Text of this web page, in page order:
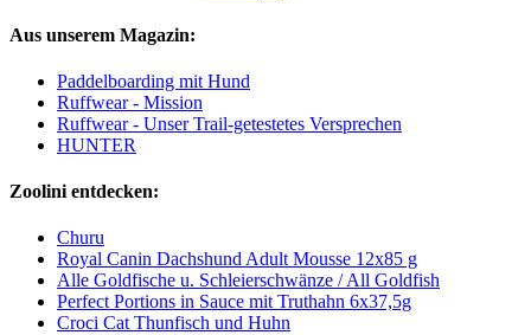
Aus unserem Magazin:
Paddelboarding mit Hund
Ruffwear - Mission
Ruffwear - Unser Trail-getestetes Versprechen
HUNTER
Zoolini entdecken:
Churu
Royal Canin Dachshund Adult Mousse 12x85 g
Alle Goldfische u. Schleierschwänze / All Goldfish
Perfect Portions in Sauce mit Truthahn 6x37,5g
Croci Cat Thunfisch und Huhn